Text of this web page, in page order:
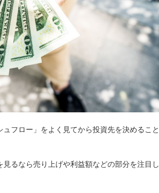
フロー」をよく見てから投資先を決めるこ
るなら売り上げや利益額などの部分を注目